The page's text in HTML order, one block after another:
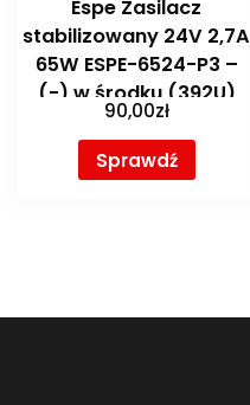
Espe Zasilacz
stabilizowany 24V 2,7A
65W ESPE-6524-P3 –
(-) w środku (392U)
90,00zł
Sprawdź